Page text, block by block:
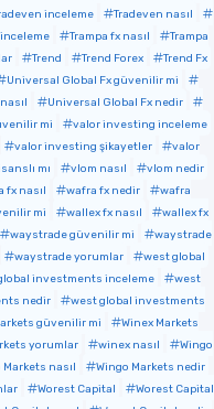
inceleme
Tradeven nasıl
inceleme Trampa fx nasıl
Trampa
Trend Trend Forex
Trend Fx
Universal Global Fx güvenilir mi
Universal Global Fx nedir
mi
valor investing inceleme
valor investing şikayetler
valor
mı vlom nasıl
vlom nedir
fx nasıl wafra fx nedir
wafra
mi wallex fx nasıl
wallex fx
waystrade güvenilir mi
waystrade
waystrade yorumlar
west global
investments inceleme
west
nedir
west global investments
güvenilir mi
Winex Markets
yorumlar winex nasıl
Wingo
Markets nasıl
Wingo Markets nedir
Worest Capital
Worest Capital